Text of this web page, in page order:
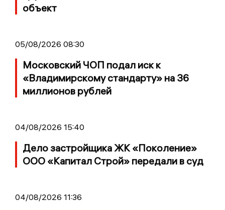
объект
05/08/2026 08:30
Московский ЧОП подал иск к
«Владимирскому стандарту» на 36
миллионов рублей
04/08/2026 15:40
Дело застройщика ЖК «Поколение»
ООО «Капитал Строй» передали в суд
04/08/2026 11:36